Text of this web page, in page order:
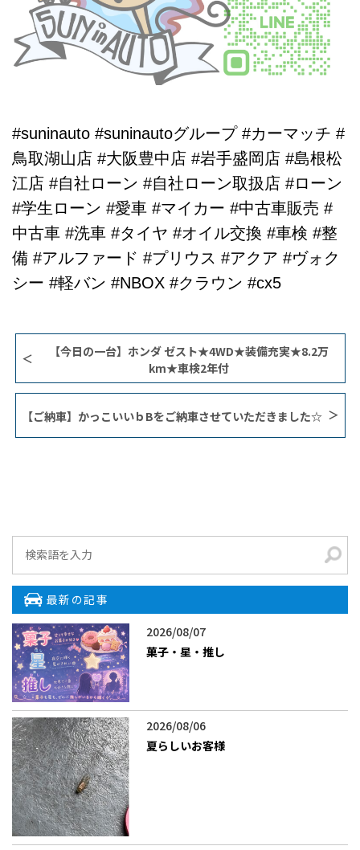
#suninauto #suninautoグループ #カーマッチ #
鳥取湖山店 #大阪豊中店 #岩手盛岡店 #島根松
江店 #自社ローン #自社ローン取扱店 #ローン
#学生ローン #愛車 #マイカー #中古車販売 #
中古車 #洗車 #タイヤ #オイル交換 #車検 #整
備 #アルファード #プリウス #アクア #ヴォク
シー #軽バン #NBOX #クラウン #cx5
【今日の一台】ホンダ ゼスト★4WD★装備充実★8.2万
km★車検2年付
【ご納車】かっこいいｂBをご納車させていただきました☆
最新の記事
2026/08/07
菓子・星・推し
2026/08/06
夏らしいお客様